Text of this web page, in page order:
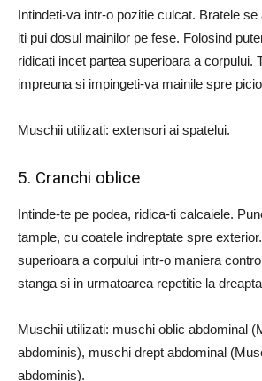
Intindeti-va intr-o pozitie culcat. Bratele
iti pui dosul mainilor pe fese. Folosind
ridicati incet partea superioara a corpului.
impreuna si impingeti-va mainile spre
Muschii utilizati: extensori ai spatelui.
5. Cranchi oblice
Intinde-te pe podea, ridica-ti calcaiele.
tample, cu coatele indreptate spre
superioara a corpului intr-o maniera
stanga si in urmatoarea repetitie la
Muschii utilizati: muschi oblic abdominal
abdominis), muschi drept abdominal
abdominis).